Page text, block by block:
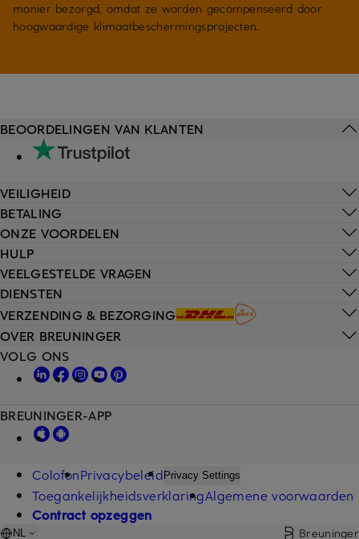
manier bezorgd, omdat ze worden gecompenseerd door
hoogwaardige klimaatbeschermingsprojecten.
HULP
VEELGESTELDE VRAGEN
DIENSTEN
VERZENDING & BEZORGING
BEOORDELINGEN VAN KLANTEN
VEILIGHEID
BETALING
ONZE VOORDELEN
OVER BREUNINGER
VOLG ONS
BREUNINGER-APP
ColofonPrivacybeleid Privacy Settings
ToegankelijkheidsverklaringAlgemene voorwaarden
Contract opzeggen
NL Breuninger